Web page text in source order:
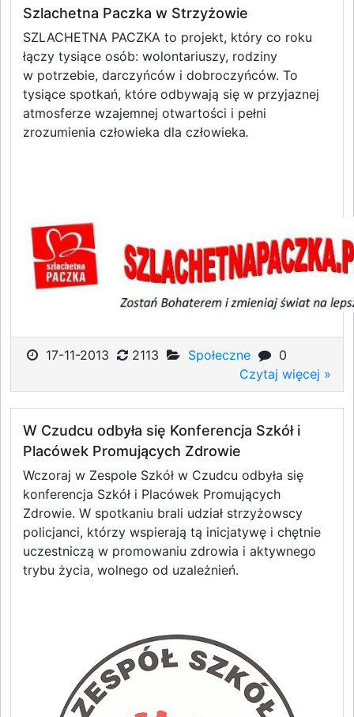
Szlachetna Paczka w Strzyżowie
SZLACHETNA PACZKA to projekt, który co roku
łączy tysiące osób: wolontariuszy, rodziny
w potrzebie, darczyńców i dobroczyńców. To
tysiące spotkań, które odbywają się w przyjaznej
atmosferze wzajemnej otwartości i pełni
zrozumienia człowieka dla człowieka.
17-11-2013 2113 Społeczne
0
Czytaj więcej »
W Czudcu odbyła się Konferencja Szkół i
Placówek Promujących Zdrowie
Wczoraj w Zespole Szkół w Czudcu odbyła się
konferencja Szkół i Placówek Promujących
Zdrowie. W spotkaniu brali udział strzyżowscy
policjanci, którzy wspierają tą inicjatywę i chętnie
uczestniczą w promowaniu zdrowia i aktywnego
trybu życia, wolnego od uzależnień.